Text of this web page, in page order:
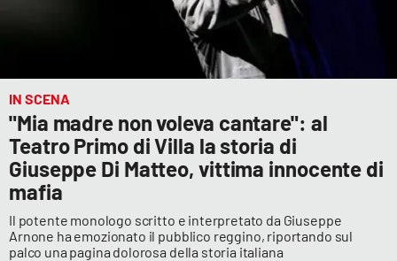
Buona Sanità Calabria
LA
CALABRIAVISIONE
Destinazioni
Eventi
Food
IN SCENA
"Mia madre non voleva cantare": al
Teatro Primo di Villa la storia di
Giuseppe Di Matteo, vittima innocente di
mafia
Il potente monologo scritto e interpretato da Giuseppe
Arnone ha emozionato il pubblico reggino, riportando sul
palco una pagina dolorosa della storia italiana